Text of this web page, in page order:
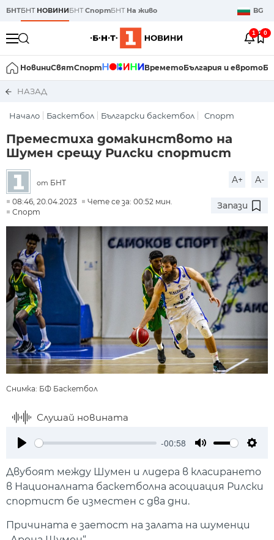
БНТБНТ НОВИНИБНТСпортБНТ На живо BG
1 0
НовиниСвятСпорт ВреметоБългария и еврото
НАЗАД
Начало Баскетбол Български баскетбол Спорт
Преместиха домакинството на
Шумен срещу Рилски спортист
от БНТ A+ A-
08:46, 20.04.2023
Чете се за: 00:52 мин.
Спорт
Запази
Снимка: БФ Баскетбол
Слушай новината
-00:58
Двубоят между Шумен и лидера в класирането
в Националната баскетболна асоциация Рилски
спортист бе изместен с два дни.
Причината е заетост на залата на шуменци